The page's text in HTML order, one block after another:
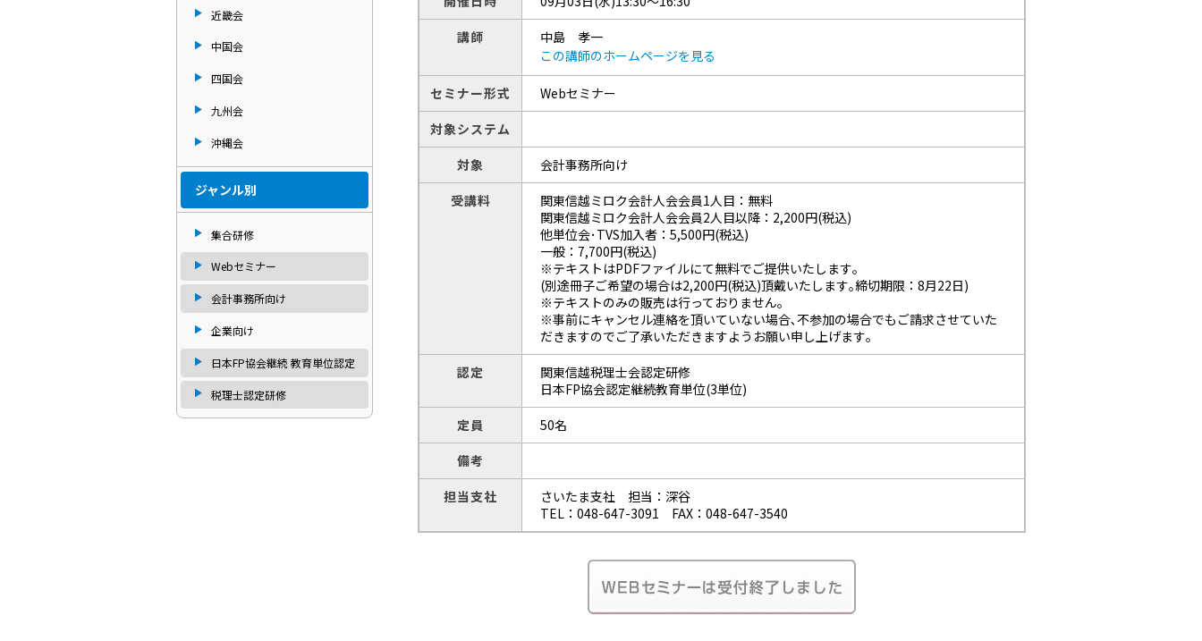
近畿会
中国会
四国会
九州会
沖縄会
ジャンル別
集合研修
Webセミナー
会計事務所向け
企業向け
日本FP協会継続 教育単位認定
税理士認定研修
講師
中島 孝一
この講師のホームページを見る
セミナー形式
Webセミナー
対象システム
対象
会計事務所向け
受講料
関東信越ミロク会計人会会員1人目：無料
関東信越ミロク会計人会会員2人目以降：2,200円(税込)
他単位会･TVS加入者：5,500円(税込)
一般：7,700円(税込)
※テキストはPDFファイルにて無料でご提供いたします｡
(別途冊子ご希望の場合は2,200円(税込)頂戴いたします｡締切期限：8月22日)
※テキストのみの販売は行っておりません｡
※事前にキャンセル連絡を頂いていない場合､不参加の場合でもご請求させていた
だきますのでご了承いただきますようお願い申し上げます｡
認定
関東信越税理士会認定研修
日本FP協会認定継続教育単位(3単位)
定員
50名
備考
担当支社
さいたま支社 担当：深谷
TEL：048-647-3091 FAX：048-647-3540